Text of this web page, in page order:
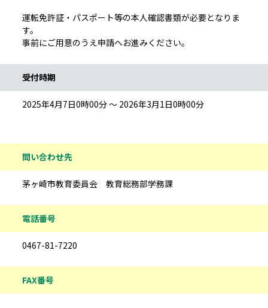
運転免許証・パスポート等の本人確認書類が必要となりま
す。
事前にご用意のうえ申請へお進みください。
受付時期
2025年4月7日0時00分 ～ 2026年3月1日0時00分
問い合わせ先
茅ヶ崎市教育委員会 教育総務部学務課
電話番号
0467-81-7220
FAX番号